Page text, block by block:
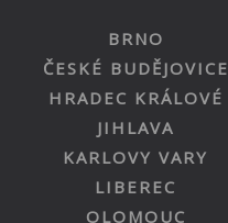
BRNO
ČESKÉ BUDĚJOVICE
HRADEC KRÁLOVÉ
JIHLAVA
KARLOVY VARY
LIBEREC
OLOMOUC